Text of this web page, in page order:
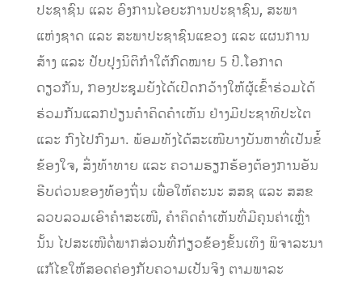
ປະຊາຊົນ​ ແລະ​ ອົງການໄອຍະການປະຊາຊົນ,​ ສະພາ
ແຫ່ງຊາດ ແລະ ສະພາປະຊາຊົນແຂວງ​ ແລະ​ ແຜນການ
ສ້າງ ແລະ ປັບປຸງນິຕິກຳໃຕ້ກົດໝາຍ 5 ປີ.​ໂອກາດ
ດຽວກັນ, ກອງປະຊຸມຍັງໄດ້ເປີດກວ້າງໃຫ້ຜູ້ເຂົ້າຮ່ວມໄດ້
ຮ່ວມກັນແລກປ່ຽນຄຳຄິດຄຳເຫັນ ຢ່າງມີປະຊາທິປະໄຕ
ແລະ ກົງໄປກົງມາ. ພ້ອມທັງໄດ້ສະເໜີບາງບັນຫາທີ່ເປັນຂໍ້
ຂ້ອງໃຈ, ສິ່ງທ້າທາຍ ແລະ ຄວາມຮຽກຮ້ອງຕ້ອງການອັນ
ຮີບດ່ວນຂອງທ້ອງຖິ່ນ ເພື່ອໃຫ້ຄະນະ ສສຊ ແລະ ສສຂ
ລວບລວມເອົາຄຳສະເໜີ, ຄຳຄິດຄຳເຫັນທີ່ມີຄຸນຄ່າເຫຼົ່າ
ນັ້ນ ໄປສະເໜີຕໍ່ພາກສ່ວນທີ່ກ່ຽວຂ້ອງຂັ້ນເທິງ ພິຈາລະນາ
ແກ້ໄຂໃຫ້ສອດຄ່ອງກັບຄວາມເປັນຈິງ ຕາມພາລະ